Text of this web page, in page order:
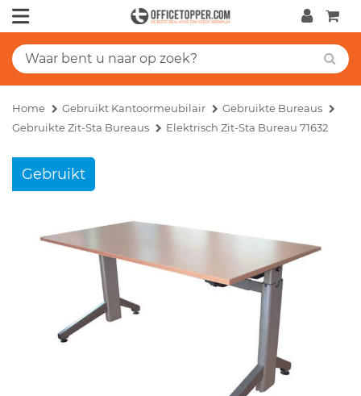
Home Gebruikt Kantoormeubilair
Gebruikte Bureaus
Gebruikte Zit-Sta Bureaus
Elektrisch Zit-Sta Bureau 71632
Gebruikt